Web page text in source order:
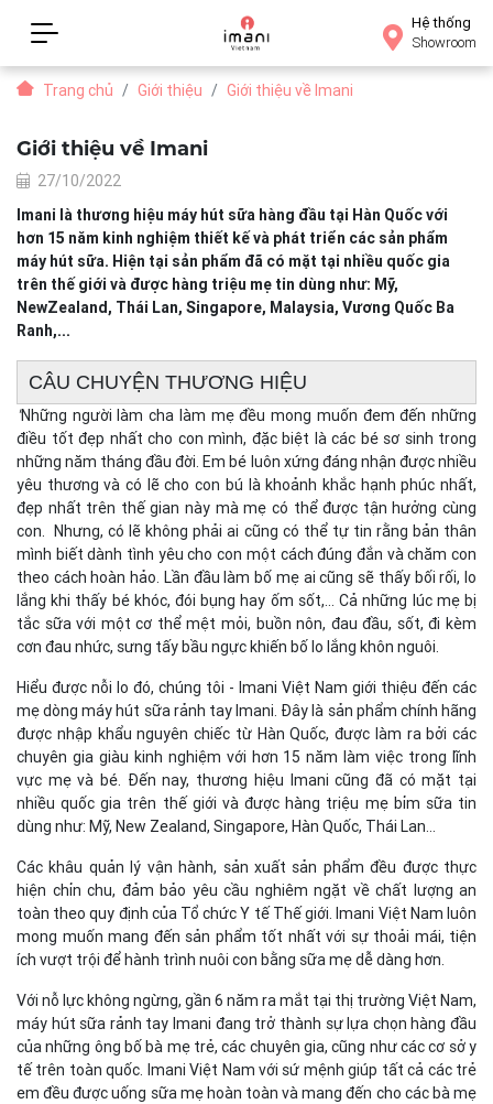
Hệ thống
Showroom
Trang chủ Giới thiệu Giới thiệu về Imani
Giới thiệu về Imani
27/10/2022
Imani là thương hiệu máy hút sữa hàng đầu tại Hàn Quốc với
hơn 15 năm kinh nghiệm thiết kế và phát triển các sản phẩm
máy hút sữa. Hiện tại sản phẩm đã có mặt tại nhiều quốc gia
trên thế giới và được hàng triệu mẹ tin dùng như: Mỹ,
NewZealand, Thái Lan, Singapore, Malaysia, Vương Quốc Ba
Ranh,...
CÂU CHUYỆN THƯƠNG HIỆU
"Những người làm cha làm mẹ đều mong muốn đem đến những
điều tốt đẹp nhất cho con mình, đặc biệt là các bé sơ sinh trong
những năm tháng đầu đời. Em bé luôn xứng đáng nhận được nhiều
yêu thương và có lẽ cho con bú là khoảnh khắc hạnh phúc nhất,
đẹp nhất trên thế gian này mà mẹ có thể được tận hưởng cùng
con. Nhưng, có lẽ không phải ai cũng có thể tự tin rằng bản thân
mình biết dành tình yêu cho con một cách đúng đắn và chăm con
theo cách hoàn hảo. Lần đầu làm bố mẹ ai cũng sẽ thấy bối rối, lo
lắng khi thấy bé khóc, đói bụng hay ốm sốt,... Cả những lúc mẹ bị
tắc sữa với một cơ thể mệt mỏi, buồn nôn, đau đầu, sốt, đi kèm
cơn đau nhức, sưng tấy bầu ngực khiến bố lo lắng khôn nguôi.
Hiểu được nỗi lo đó, chúng tôi - Imani Việt Nam giới thiệu đến các
mẹ dòng máy hút sữa rảnh tay Imani. Đây là sản phẩm chính hãng
được nhập khẩu nguyên chiếc từ Hàn Quốc, được làm ra bởi các
chuyên gia giàu kinh nghiệm với hơn 15 năm làm việc trong lĩnh
vực mẹ và bé. Đến nay, thương hiệu Imani cũng đã có mặt tại
nhiều quốc gia trên thế giới và được hàng triệu mẹ bỉm sữa tin
dùng như: Mỹ, New Zealand, Singapore, Hàn Quốc, Thái Lan…
Các khâu quản lý vận hành, sản xuất sản phẩm đều được thực
hiện chỉn chu, đảm bảo yêu cầu nghiêm ngặt về chất lượng an
toàn theo quy định của Tổ chức Y tế Thế giới. Imani Việt Nam luôn
mong muốn mang đến sản phẩm tốt nhất với sự thoải mái, tiện
ích vượt trội để hành trình nuôi con bằng sữa mẹ dễ dàng hơn.
Với nỗ lực không ngừng, gần 6 năm ra mắt tại thị trường Việt Nam,
máy hút sữa rảnh tay Imani đang trở thành sự lựa chọn hàng đầu
của những ông bố bà mẹ trẻ, các chuyên gia, cũng như các cơ sở y
tế trên toàn quốc. Imani Việt Nam với sứ mệnh giúp tất cả các trẻ
em đều được uống sữa mẹ hoàn toàn và mang đến cho các bà mẹ